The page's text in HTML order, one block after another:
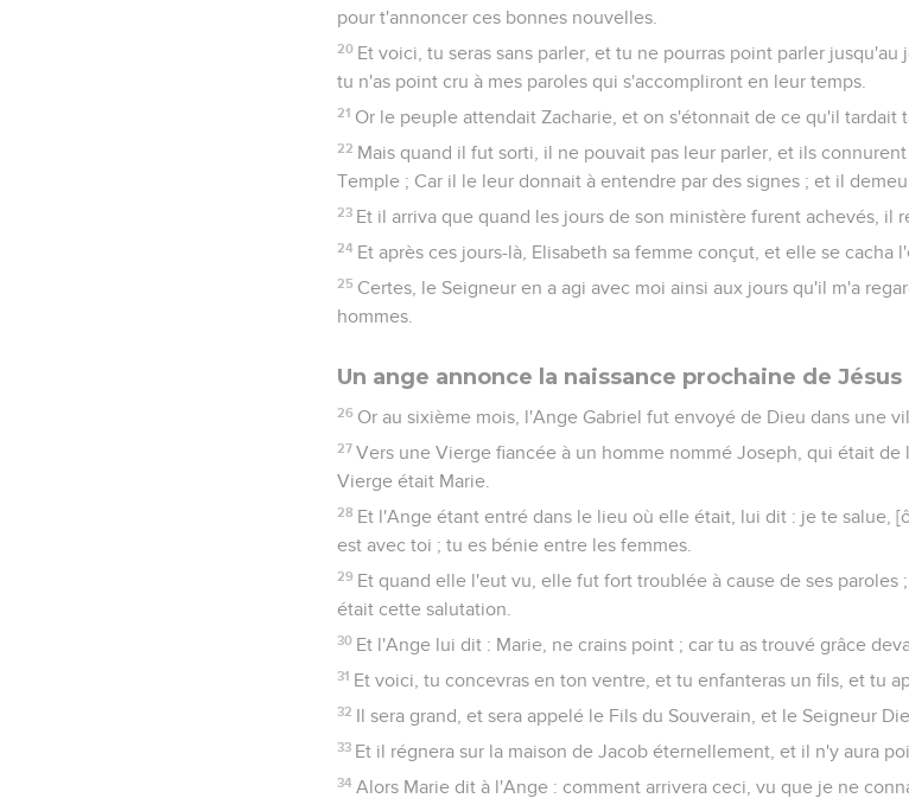
pour t'annoncer ces bonnes nouvelles.
20 Et voici, tu seras sans parler, et tu ne pourras point parler
tu n'as point cru à mes paroles qui s'accompliront en leur temps.
21 Or le peuple attendait Zacharie, et on s'étonnait de ce qu'il tardait
22 Mais quand il fut sorti, il ne pouvait pas leur parler, et ils
Temple ; Car il le leur donnait à entendre par des signes ; et il
23 Et il arriva que quand les jours de son ministère furent achevés, il
24 Et après ces jours-là, Elisabeth sa femme conçut, et elle se cacha
25 Certes, le Seigneur en a agi avec moi ainsi aux jours qu'il m'a
hommes.
Un ange annonce la naissance prochaine de Jésus
26 Or au sixième mois, l'Ange Gabriel fut envoyé de Dieu dans une
27 Vers une Vierge fiancée à un homme nommé Joseph, qui était de
Vierge était Marie.
28 Et l'Ange étant entré dans le lieu où elle était, lui dit : je te salue,
est avec toi ; tu es bénie entre les femmes.
29 Et quand elle l'eut vu, elle fut fort troublée à cause de ses
était cette salutation.
30 Et l'Ange lui dit : Marie, ne crains point ; car tu as trouvé grâce
31 Et voici, tu concevras en ton ventre, et tu enfanteras un fils, et tu
32 Il sera grand, et sera appelé le Fils du Souverain, et le Seigneur
33 Et il régnera sur la maison de Jacob éternellement, et il n'y aura
34 Alors Marie dit à l'Ange : comment arrivera ceci, vu que je ne